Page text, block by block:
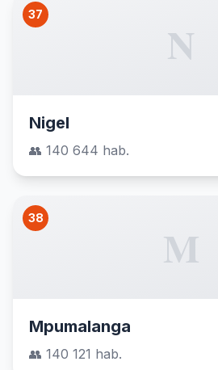
37
N
Nigel
👥 140 644 hab.
38
M
Mpumalanga
👥 140 121 hab.